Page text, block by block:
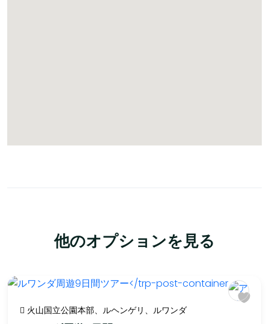
他のオプションを見る
火山国立公園本部、ルヘンゲリ、ルワンダ